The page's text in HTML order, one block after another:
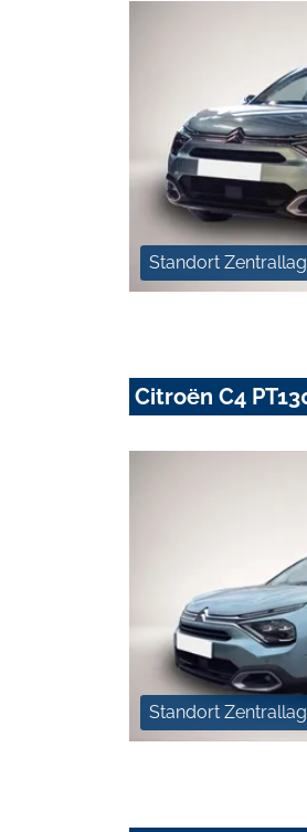
Standort
Citroën C4
Standort